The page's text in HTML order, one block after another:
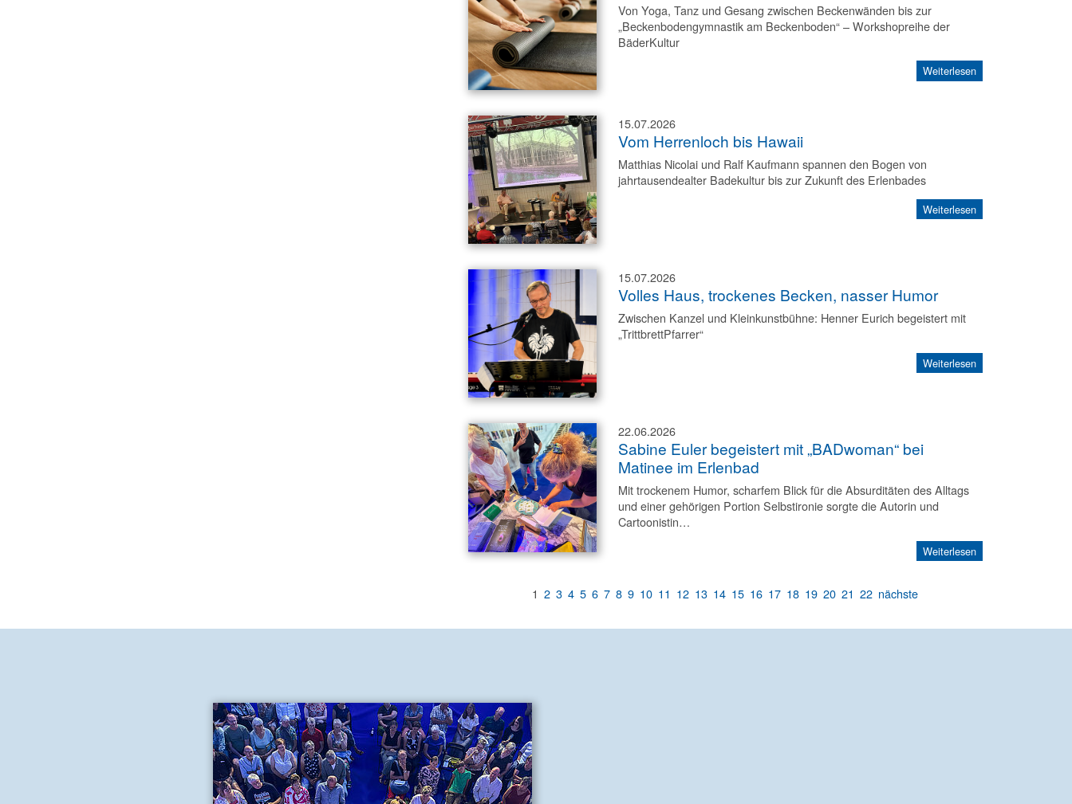
Von Yoga, Tanz und Gesang zwischen Beckenwänden bis zur
„Beckenbodengymnastik am Beckenboden“ – Workshopreihe der
BäderKultur
Weiterlesen
15.07.2026
Vom Herrenloch bis Hawaii
Matthias Nicolai und Ralf Kaufmann spannen den Bogen von
jahrtausendealter Badekultur bis zur Zukunft des Erlenbades
Weiterlesen
15.07.2026
Volles Haus, trockenes Becken, nasser Humor
Zwischen Kanzel und Kleinkunstbühne: Henner Eurich begeistert mit
„TrittbrettPfarrer“
Weiterlesen
22.06.2026
Sabine Euler begeistert mit „BADwoman“ bei
Matinee im Erlenbad
Mit trockenem Humor, scharfem Blick für die Absurditäten des Alltags
und einer gehörigen Portion Selbstironie sorgte die Autorin und
Cartoonistin…
Weiterlesen
1 2 3 4 5 6 7 8 9 10 11 12 13 14 15 16 17 18 19 20 21 22 nächste